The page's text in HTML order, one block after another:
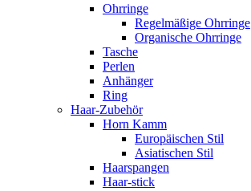
Ohrringe
Regelmäßige Ohrringe
Organische Ohrringe
Tasche
Perlen
Anhänger
Ring
Haar-Zubehör
Horn Kamm
Europäischen Stil
Asiatischen Stil
Haarspangen
Haar-stick